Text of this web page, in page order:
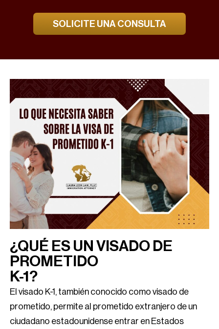
SOLICITE UNA CONSULTA
¿QUÉ ES UN VISADO DE
PROMETIDO
K-1?
El visado K-1, también conocido como visado de
prometido, permite al prometido extranjero de un
ciudadano estadounidense entrar en Estados